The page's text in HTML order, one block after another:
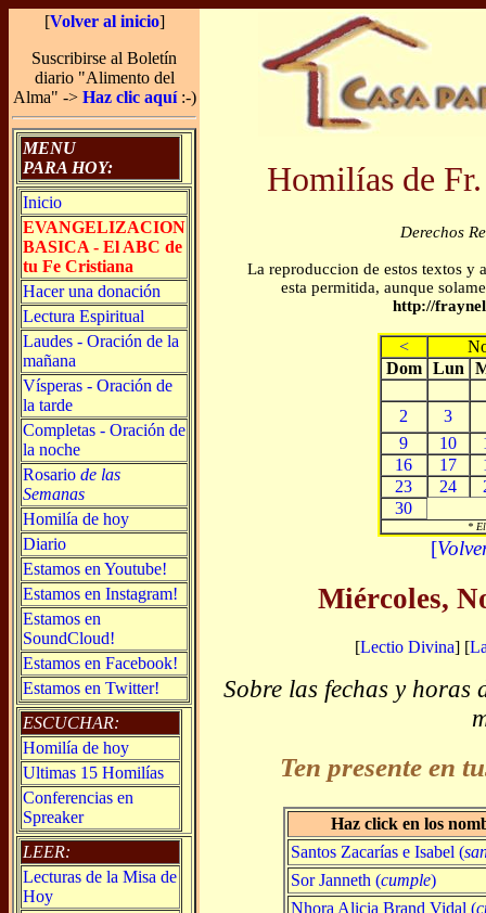
[Volver al inicio]
Suscribirse al Boletín
diario "Alimento del
Alma" -> Haz clic aquí:-)
MENU
PARA HOY:
Inicio
EVANGELIZACION
BASICA - El ABC de
tu Fe Cristiana
Hacer una donación
Lectura Espiritual
Laudes - Oración de la
mañana
Vísperas - Oración de
la tarde
Completas - Oración de
la noche
Rosario de las
Semanas
Homilía de hoy
Diario
Estamos en Youtube!
Estamos en Instagram!
Estamos en
SoundCloud!
Estamos en Facebook!
Estamos en Twitter!
ESCUCHAR:
Homilía de hoy
Ultimas 15 Homilías
Conferencias en
Spreaker
LEER:
Lecturas de la Misa de
Hoy
Homilías de
Derechos
La reproduccion de estos textos y
esta permitida, aunque
http://
<
Dom Lun
2
3
9
10
16
17
23
24
30
*
[
Miércoles,
[Lectio Divina] [
Sobre las fechas y horas
Ten presente en
Haz click en los
Santos Zacarías e Isabel (
Sor Janneth (cumple)
Nhora Alicia Brand Vidal (